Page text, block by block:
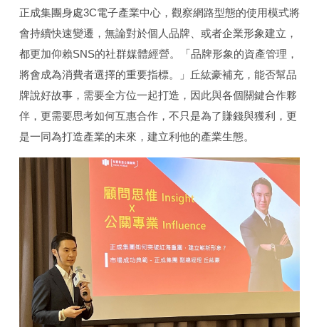
正成集團身處3C電子產業中心，觀察網路型態的使用模式將
會持續快速變遷，無論對於個人品牌、或者企業形象建立，
都更加仰賴SNS的社群媒體經營。「品牌形象的資產管理，
將會成為消費者選擇的重要指標。」
丘紘豪補充，能否幫品
牌說好故事，需要全方位一起打造，因此與各個關鍵合作夥
伴，更需要思考如何互惠合作，不只是為了賺錢與獲利，更
是一同為打造產業的未來，建立利他的產業生態。